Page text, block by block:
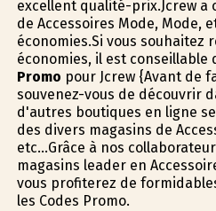
excellent qualité-prix.Jcrew a
de Accessoires Mode, Mode,
économies.Si vous souhaitez
économies, il est conseillable
Promo pour Jcrew {Avant de
souvenez-vous de découvrir
d'autres boutiques en ligne
des divers magasins de
etc...Grâce à nos
magasins leader en
vous profiterez de
les Codes Promo.